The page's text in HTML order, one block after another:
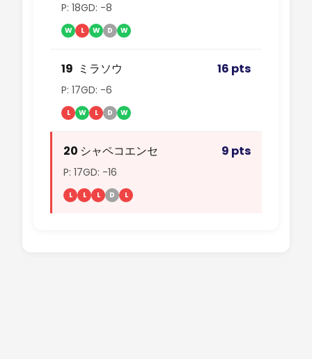
P: 18GD: -8
W L W D W
19 ミラソウ 16 pts
P: 17GD: -6
L W L D W
20 シャペコエンセ 9 pts
P: 17GD: -16
L L L D L